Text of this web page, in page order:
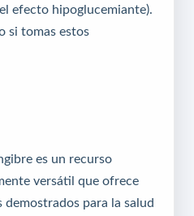
efecto hipoglucemiante).
si tomas estos
es un recurso
versátil que ofrece
para la salud